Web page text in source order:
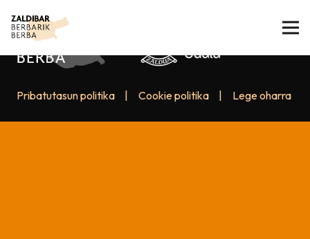
Pribatutasun politika Cookie politika Lege oharra